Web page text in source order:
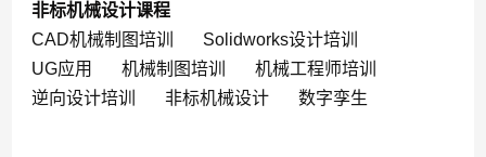
非标机械设计课程
CAD机械制图培训
Solidworks设计培训
UG应用
机械制图培训
机械工程师培训
逆向设计培训
非标机械设计 数字孪生